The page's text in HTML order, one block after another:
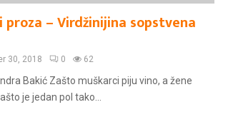
proza – Virdžinijina sopstvena
30, 2018 0 62
Bakić Zašto muškarci piju vino, a žene
je jedan pol tako...